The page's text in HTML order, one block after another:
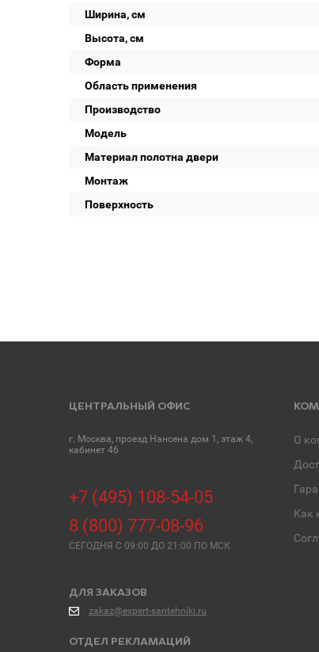
Ширина, см
Высота, см
Форма
Область применения
Производство
Модель
Материал полотна двери
Монтаж
Поверхность
ЦЕНТРАЛЬНЫЙ ОФИС
г. Москва, проезд Нансена дом 1, этаж 4,
кабинет 46
+7 (495) 108-54-05
8 (800) 777-08-96
СЕГОДНЯ C 09:00 ДО 21:00 ПО МСК
ДЛЯ ЗАКАЗОВ
zakaz@expert-santehniki.ru
ОТДЕЛ РЕКЛАМАЦИЙ
О
Как